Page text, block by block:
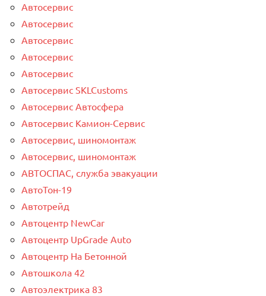
Автосервис
Автосервис
Автосервис
Автосервис
Автосервис
Автосервис SKLCustoms
Автосервис Автосфера
Автосервис Камион-Сервис
Автосервис, шиномонтаж
Автосервис, шиномонтаж
АВТОСПАС, служба эвакуации
АвтоТон-19
Автотрейд
Автоцентр NewCar
Автоцентр UpGrade Auto
Автоцентр На Бетонной
Автошкола 42
Автоэлектрика 83